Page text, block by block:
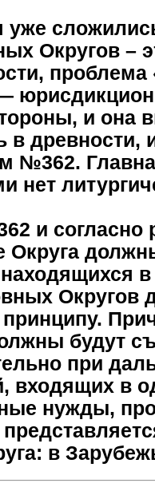
Округов –
проблема
и она
в древности,
№362.
нет
и согласно
Округа
Округов
будут
при
входящих в
нужды,
в